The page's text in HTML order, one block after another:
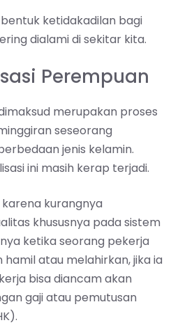
ketidakadilan bagi
dialami di sekitar kita.
Perempuan
merupakan proses
seseorang
jenis kelamin.
ini masih kerap terjadi.
kurangnya
khususnya pada sistem
ketika seorang pekerja
atau melahirkan, jika ia
bisa diancam akan
gaji atau pemutusan